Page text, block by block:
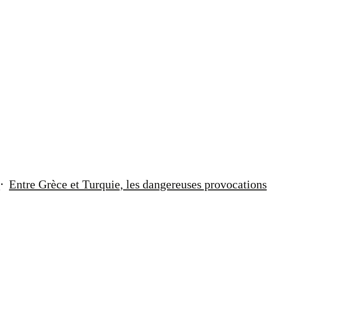
Entre Grèce et Turquie, les dangereuses provocations